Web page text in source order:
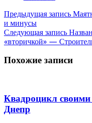
Предыдущая запись
и минусы
Следующая запись
«вторичкой» —
Похожие записи
Квадроцикл
Днепр